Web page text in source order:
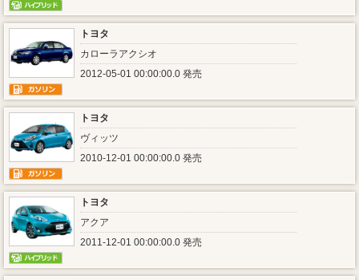
トヨタ
カローラアクシオ
2012-05-01 00:00:00.0 発売
トヨタ
ヴィッツ
2010-12-01 00:00:00.0 発売
トヨタ
アクア
2011-12-01 00:00:00.0 発売